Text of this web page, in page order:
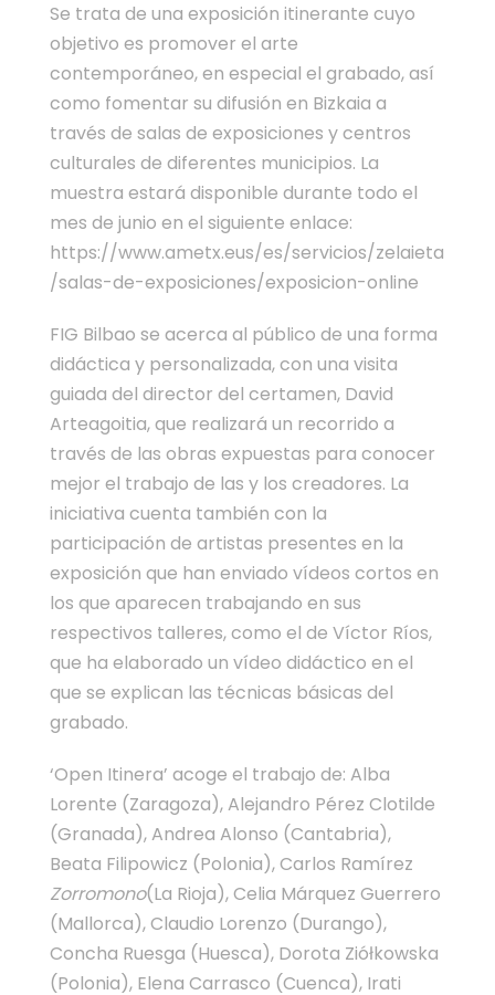
Se trata de una exposición itinerante cuyo
objetivo es promover el arte
contemporáneo, en especial el grabado, así
como fomentar su difusión en Bizkaia a
través de salas de exposiciones y centros
culturales de diferentes municipios. La
muestra estará disponible durante todo el
mes de junio en el siguiente enlace:
https://www.ametx.eus/es/servicios/zelaieta
/salas-de-exposiciones/exposicion-online
FIG Bilbao se acerca al público de una forma
didáctica y personalizada, con una visita
guiada del director del certamen, David
Arteagoitia, que realizará un recorrido a
través de las obras expuestas para conocer
mejor el trabajo de las y los creadores. La
iniciativa cuenta también con la
participación de artistas presentes en la
exposición que han enviado vídeos cortos en
los que aparecen trabajando en sus
respectivos talleres, como el de Víctor Ríos,
que ha elaborado un vídeo didáctico en el
que se explican las técnicas básicas del
grabado.
‘Open Itinera’ acoge el trabajo de: Alba
Lorente (Zaragoza), Alejandro Pérez Clotilde
(Granada), Andrea Alonso (Cantabria),
Beata Filipowicz (Polonia), Carlos Ramírez
Zorromono(La Rioja), Celia Márquez Guerrero
(Mallorca), Claudio Lorenzo (Durango),
Concha Ruesga (Huesca), Dorota Ziółkowska
(Polonia), Elena Carrasco (Cuenca), Irati